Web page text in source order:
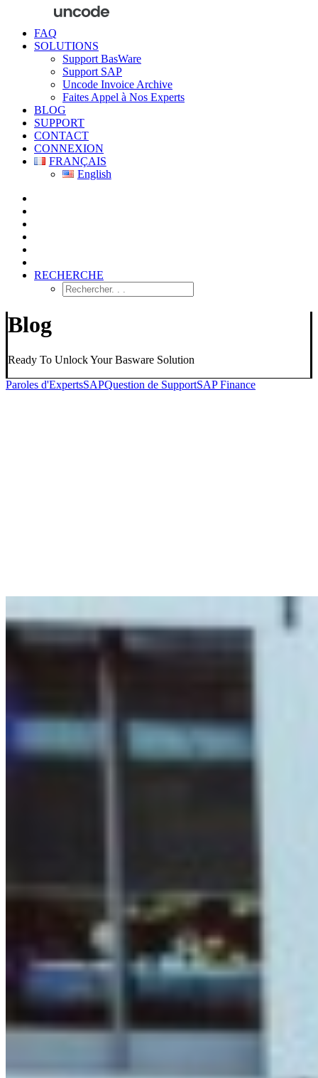
FAQ
SOLUTIONS
Support BasWare
Support SAP
Uncode Invoice Archive
Faites Appel à Nos Experts
BLOG
SUPPORT
CONTACT
CONNEXION
FRANÇAIS
English
RECHERCHE
Blog
Ready To Unlock Your Basware Solution
Paroles d'ExpertsSAPQuestion de SupportSAP Finance